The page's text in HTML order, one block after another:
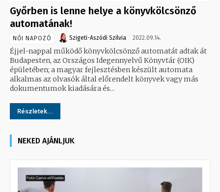
Győrben is lenne helye a könyvkölcsönző
automatának!
NŐI NAPOZÓ Szigeti-Aszódi Szilvia 2022.09.14.
Éjjel-nappal működő könyvkölcsönző automatát adtak át
Budapesten, az Országos Idegennyelvű Könyvtár (OIK)
épületében; a magyar fejlesztésben készült automata
alkalmas az olvasók által előrendelt könyvek vagy más
dokumentumok kiadására és...
Részletek...
NEKED AJÁNLJUK